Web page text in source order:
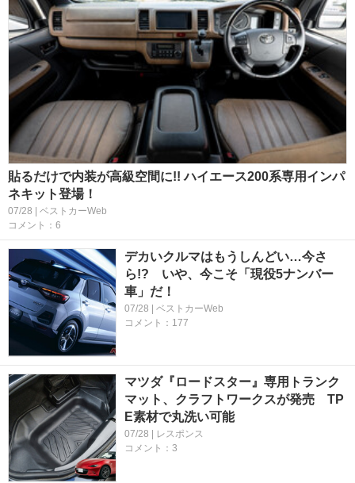
貼るだけで内装が高級空間に!! ハイエース200系専用インパ
ネキット登場！
07/28 | ベストカーWeb
コメント：6
デカいクルマはもうしんどい…今さ
ら!? いや、今こそ「現役5ナンバー
車」だ！
07/28 | ベストカーWeb
コメント：177
マツダ『ロードスター』専用トランク
マット、クラフトワークスが発売 TP
E素材で丸洗い可能
07/28 | レスポンス
コメント：3